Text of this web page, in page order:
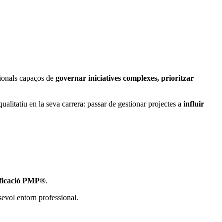
capaços de governar iniciatives complexes, prioritzar
en la seva carrera: passar de gestionar projectes a influir
PMP®.
entorn professional.